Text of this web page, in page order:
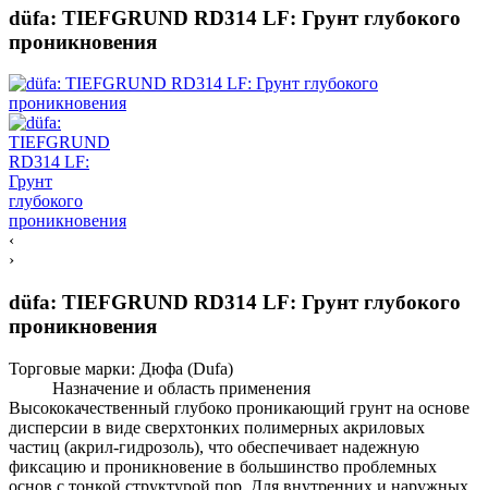
düfa: TIEFGRUND RD314 LF: Грунт глубокого
проникновения
‹
›
düfa: TIEFGRUND RD314 LF: Грунт глубокого
проникновения
Торговые марки: Дюфа (Dufa)
Назначение и область применения
Высококачественный глубоко проникающий грунт на основе
дисперсии в виде сверхтонких полимерных акриловых
частиц (акрил-гидрозоль), что обеспечивает надежную
фиксацию и проникновение в большинство проблемных
основ с тонкой структурой пор. Для внутренних и наружных